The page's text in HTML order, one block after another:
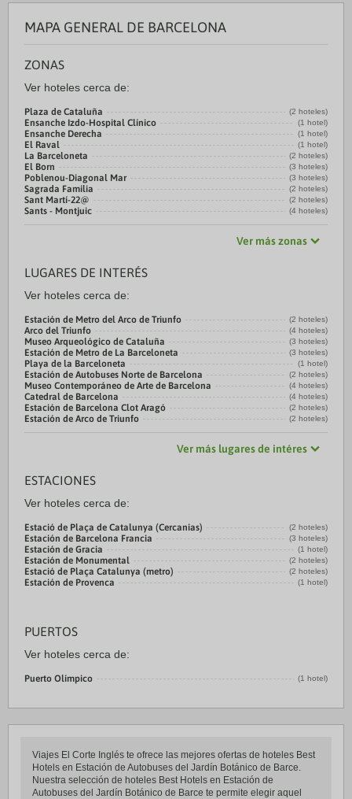
MAPA GENERAL DE BARCELONA
ZONAS
Ver hoteles cerca de:
Plaza de Cataluña (2 hoteles)
Ensanche Izdo-Hospital Clínico (1 hotel)
Ensanche Derecha (1 hotel)
El Raval (1 hotel)
La Barceloneta (2 hoteles)
El Born (3 hoteles)
Poblenou-Diagonal Mar (3 hoteles)
Sagrada Familia (2 hoteles)
Sant Martí-22@ (2 hoteles)
Sants - Montjuic (4 hoteles)
Ver más zonas
LUGARES DE INTERÉS
Ver hoteles cerca de:
Estación de Metro del Arco de Triunfo (2 hoteles)
Arco del Triunfo (4 hoteles)
Museo Arqueológico de Cataluña (3 hoteles)
Estación de Metro de La Barceloneta (3 hoteles)
Playa de la Barceloneta (1 hotel)
Estación de Autobuses Norte de Barcelona (2 hoteles)
Museo Contemporáneo de Arte de Barcelona (4 hoteles)
Catedral de Barcelona (4 hoteles)
Estación de Barcelona Clot Aragó (2 hoteles)
Estación de Arco de Triunfo (2 hoteles)
Ver más lugares de intéres
ESTACIONES
Ver hoteles cerca de:
Estació de Plaça de Catalunya (Cercanias) (2 hoteles)
Estación de Barcelona Francia (3 hoteles)
Estación de Gracia (1 hotel)
Estación de Monumental (2 hoteles)
Estació de Plaça Catalunya (metro) (2 hoteles)
Estación de Provenca (1 hotel)
PUERTOS
Ver hoteles cerca de:
Puerto Olímpico (1 hotel)
Viajes El Corte Inglés te ofrece las mejores ofertas de hoteles Best
Hotels en Estación de Autobuses del Jardín Botánico de Barce.
Nuestra selección de hoteles Best Hotels en Estación de
Autobuses del Jardín Botánico de Barce te permite elegir aquel